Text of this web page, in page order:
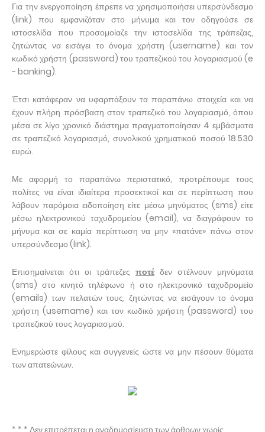
Για την ενεργοποίηση έπρεπε να χρησιμοποιήσει υπερσύνδεσμο
(link) που εμφανιζόταν στο μήνυμα και τον οδηγούσε σε
ιστοσελίδα που προσομοίαζε την ιστοσελίδα της τράπεζας,
ζητώντας να εισάγει το όνομα χρήστη (username) και τον
κωδικό χρήστη (password) του τραπεζικού του λογαριασμού (e
- banking).
Έτσι κατάφεραν να υφαρπάξουν τα παραπάνω στοιχεία και να
έχουν πλήρη πρόσβαση στον τραπεζικό του λογαριασμό, όπου
μέσα σε λίγο χρονικό διάστημα πραγματοποίησαν 4 εμβάσματα
σε τραπεζικό λογαριασμό, συνολικού χρηματικού ποσού 18.530
ευρώ.
Με αφορμή το παραπάνω περιστατικό, προτρέπουμε τους
πολίτες να είναι ιδιαίτερα προσεκτικοί και σε περίπτωση που
λάβουν παρόμοια ειδοποίηση είτε μέσω μηνύματος (sms) είτε
μέσω ηλεκτρονικού ταχυδρομείου (email), να διαγράφουν το
μήνυμα και σε καμία περίπτωση να μην «πατάνε» πάνω στον
υπερσύνδεσμο (link).
Επισημαίνεται ότι οι τράπεζες ποτέ δεν στέλνουν μηνύματα
(sms) στο κινητό τηλέφωνο ή στο ηλεκτρονικό ταχυδρομείο
(emails) των πελατών τους, ζητώντας να εισάγουν το όνομα
χρήστη (username) και τον κωδικό χρήστη (password) του
τραπεζικού τους λογαριασμού.
Ενημερώστε φίλους και συγγενείς ώστε να μην πέσουν θύματα
των απατεώνων.